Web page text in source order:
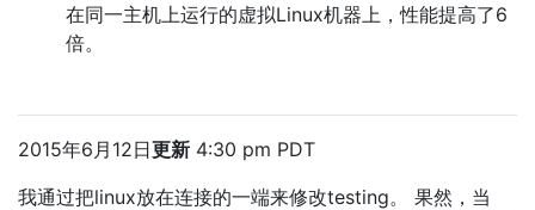
在同一主机上运行的虚拟Linux机器上，性能提高了6
倍。
2015年6月12日更新 4:30 pm PDT
我通过把linux放在连接的一端来修改testing。 果然，当